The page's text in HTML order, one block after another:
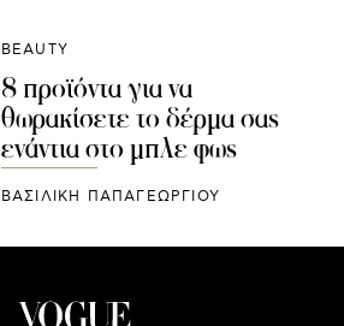
BEAUTY
8 προϊόντα για να
θωρακίσετε το δέρμα σας
ενάντια στο μπλε φως
ΒΑΣΙΛΙΚΗ ΠΑΠΑΓΕΩΡΓΙΟΥ